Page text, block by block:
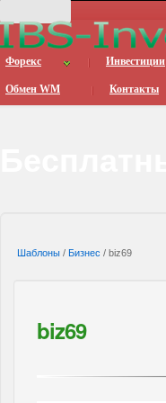
Форекс Инвестиции
Обмен WM Контакты
Шаблоны / Бизнес / biz69
biz69